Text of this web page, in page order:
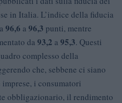
in Italia. L’indice della fiducia
96,6 a 96,3 punti, mentre
da 93,2 a 95,3. Questi
complesso della
che, sebbene ci siano
i consumatori
obbligazionario, il rendimento